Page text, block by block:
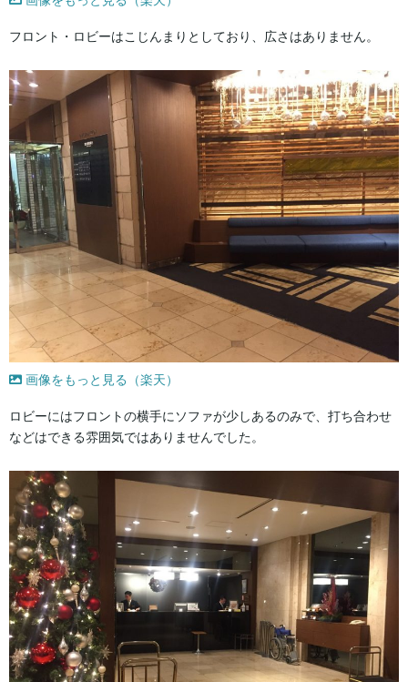
フロント・ロビーはこじんまりとしており、広さはありません。
画像をもっと見る（楽天）
ロビーにはフロントの横手にソファが少しあるのみで、打ち合わせ
などはできる雰囲気ではありませんでした。